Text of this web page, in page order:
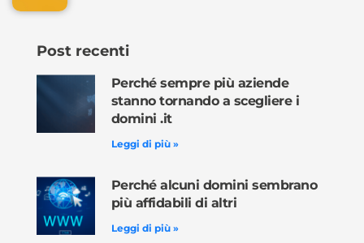
Post recenti
Perché sempre più aziende
stanno tornando a scegliere i
domini .it
Leggi di più »
Perché alcuni domini sembrano
più affidabili di altri
Leggi di più »